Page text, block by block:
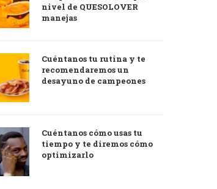
nivel de QUESOLOVER
manejas
Cuéntanos tu rutina y te
recomendaremos un
desayuno de campeones
Cuéntanos cómo usas tu
tiempo y te diremos cómo
optimizarlo